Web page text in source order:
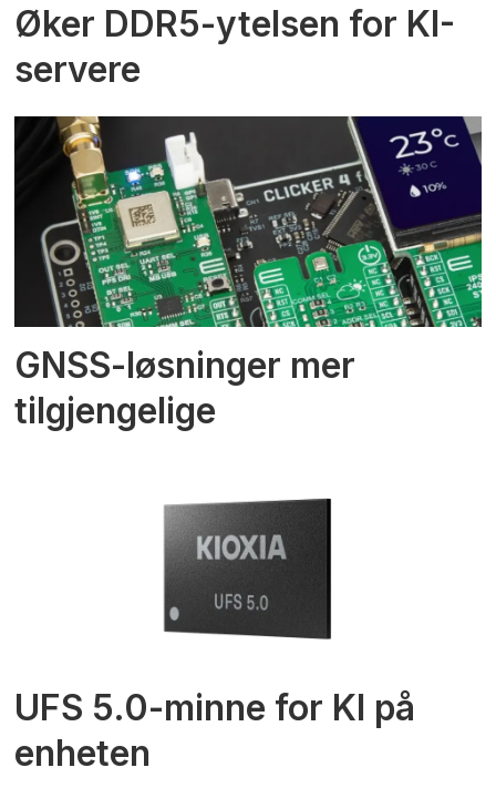
Øker DDR5-ytelsen for KI-
servere
GNSS-løsninger mer
tilgjengelige
UFS 5.0-minne for KI på
enheten